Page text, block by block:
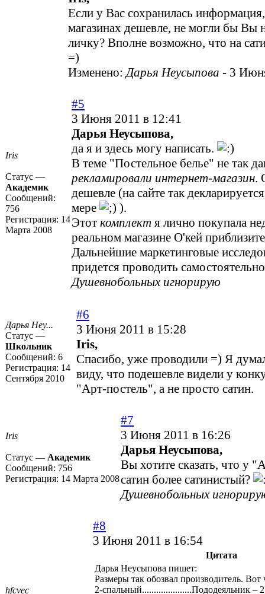
Если у Вас сохранилась
магазинах дешевле, не могли бы Вы
личку? Вполне возможно, что на
=)
Изменено:Дарья Неусыпова - 3
Iris
Статус —
Академик
Сообщений:
756
Регистрация: 14
Марта 2008
#5
3 Июня 2011 в 12:41
Дарья Неусыпова,
да я и здесь могу написать.
В теме "Постельное белье" не так
рекламировали интернет-магазин.
дешевле (на сайте так
мере
).
Этот комплект я лично покупала
реальном магазине О'кей
Дальнейшие маркетинговые
придется проводить
Душевнобольных игнорирую
Дарья Неу...
Статус —
Школьник
Сообщений: 6
Регистрация: 14
Сентября 2010
#6
3 Июня 2011 в 15:28
Iris,
Спасибо, уже проводили =) Я
виду, что подешевле видели у
"Арт-постель", а не просто сатин.
Iris
Статус — Академик
Сообщений: 756
Регистрация: 14 Марта 2008
#7
3 Июня 2011 в 16:26
Дарья Неусыпова,
Вы хотите сказать, что у
сатин более сатинистый?
Душевнобольных
hfcvec
#8
3 Июня 2011 в 16:54
Цитата
Дарья Неусыпова пишет:
Размеры так обозвал производитель.
2-спальный.....................Пододеяльник –